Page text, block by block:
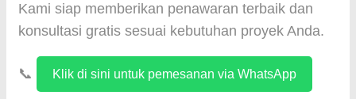
Kami siap memberikan penawaran terbaik dan
konsultasi gratis sesuai kebutuhan proyek Anda.
📞 Klik di sini untuk pemesanan via WhatsApp